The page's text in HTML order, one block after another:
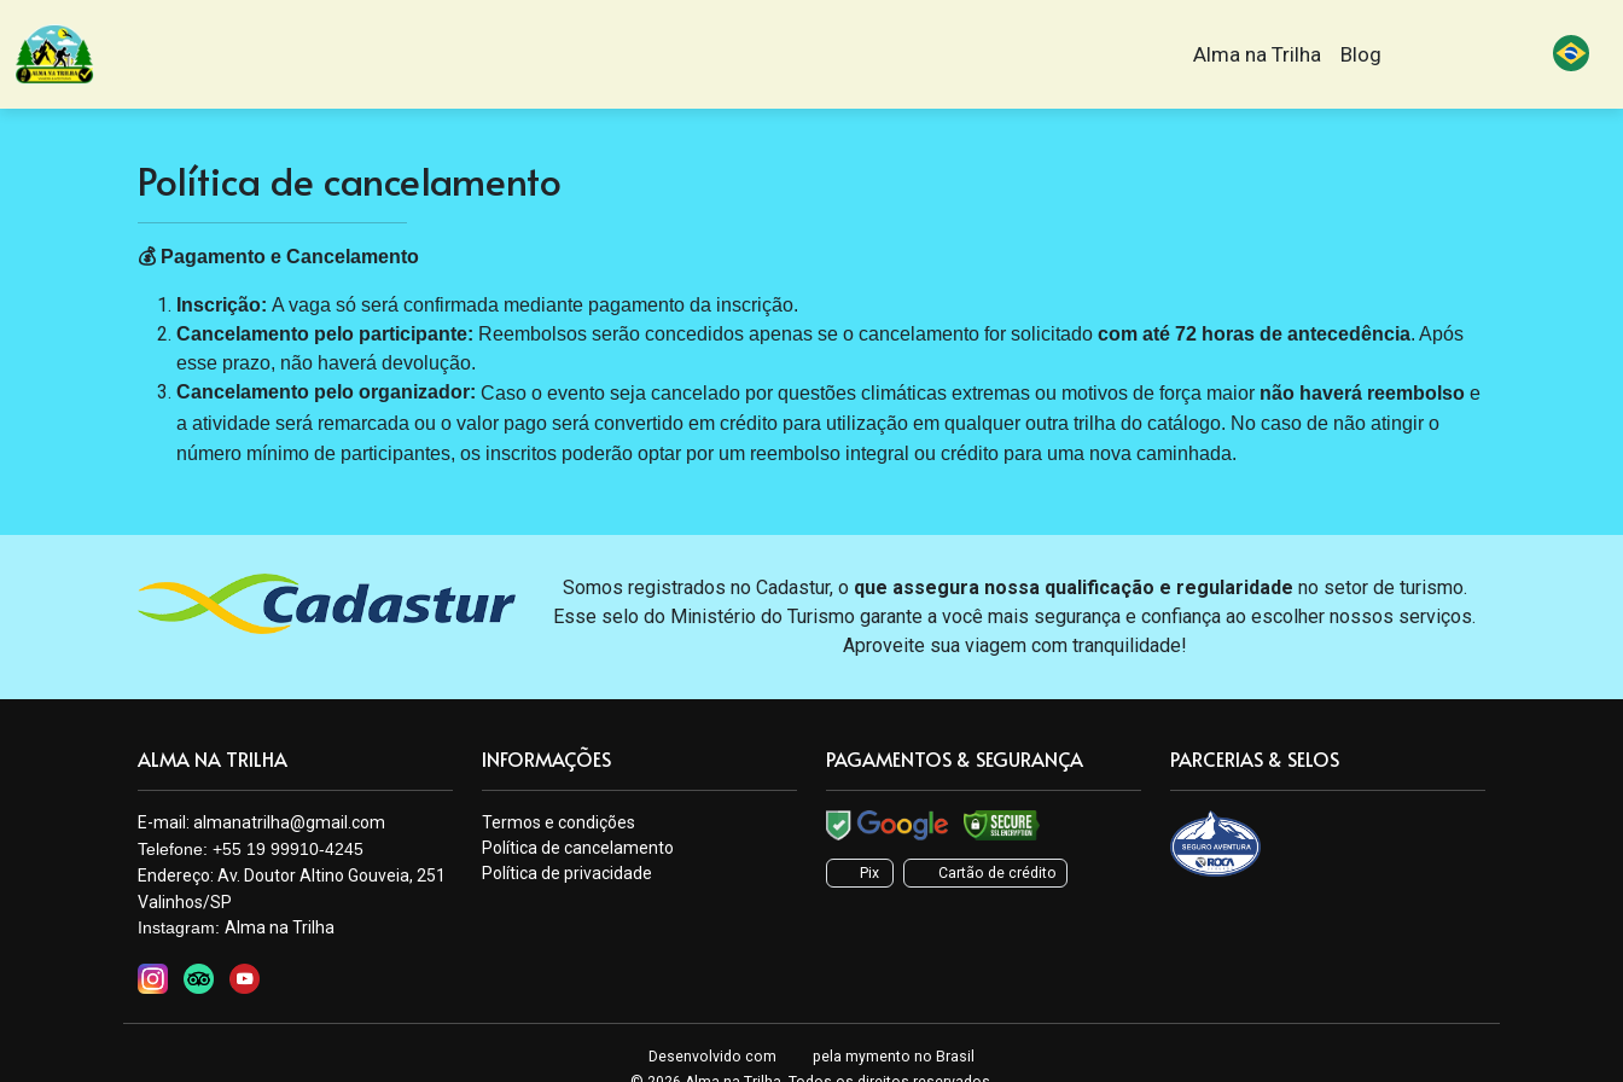
Alma na Trilha Blog
Política de cancelamento
💰 Pagamento e Cancelamento
Inscrição: A vaga só será confirmada mediante pagamento da inscrição.
Cancelamento pelo participante: Reembolsos serão concedidos apenas se o cancelamento for solicitado com até 72 horas de antecedência. Após
esse prazo, não haverá devolução.
Cancelamento pelo organizador: Caso o evento seja cancelado por questões climáticas extremas ou motivos de força maior não haverá reembolso e
a atividade será remarcada ou o valor pago será convertido em crédito para utilização em qualquer outra trilha do catálogo. No caso de não atingir o
número mínimo de participantes, os inscritos poderão optar por um reembolso integral ou crédito para uma nova caminhada.
Somos registrados no Cadastur, o que assegura nossa qualificação e regularidade no setor de turismo.
Esse selo do Ministério do Turismo garante a você mais segurança e confiança ao escolher nossos serviços.
Aproveite sua viagem com tranquilidade!
ALMA NA TRILHA
E-mail: almanatrilha@gmail.com
Telefone: +55 19 99910-4245
Endereço: Av. Doutor Altino Gouveia, 251
Valinhos/SP
Instagram: Alma na Trilha
INFORMAÇÕES
Termos e condições
Política de cancelamento
Política de privacidade
PAGAMENTOS & SEGURANÇA
Pix Cartão de crédito
PARCERIAS & SELOS
Desenvolvido com pela mymento no Brasil